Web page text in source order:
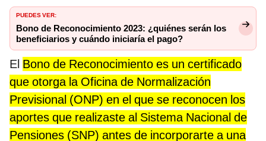
PUEDES VER:
Bono de Reconocimiento 2023: ¿quiénes serán los
beneficiarios y cuándo iniciaría el pago?
El Bono de Reconocimiento es un certificado
que otorga la Oficina de Normalización
Previsional (ONP) en el que se reconocen los
aportes que realizaste al Sistema Nacional de
Pensiones (SNP) antes de incorporarte a una